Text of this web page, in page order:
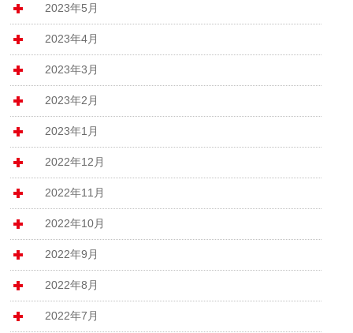
2023年5月
2023年4月
2023年3月
2023年2月
2023年1月
2022年12月
2022年11月
2022年10月
2022年9月
2022年8月
2022年7月